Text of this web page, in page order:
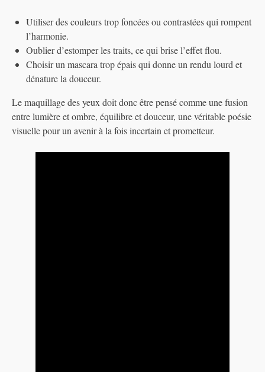
Utiliser des couleurs trop foncées ou contrastées qui rompent
l’harmonie.
Oublier d’estomper les traits, ce qui brise l’effet flou.
Choisir un mascara trop épais qui donne un rendu lourd et
dénature la douceur.
Le maquillage des yeux doit donc être pensé comme une fusion
entre lumière et ombre, équilibre et douceur, une véritable poésie
visuelle pour un avenir à la fois incertain et prometteur.